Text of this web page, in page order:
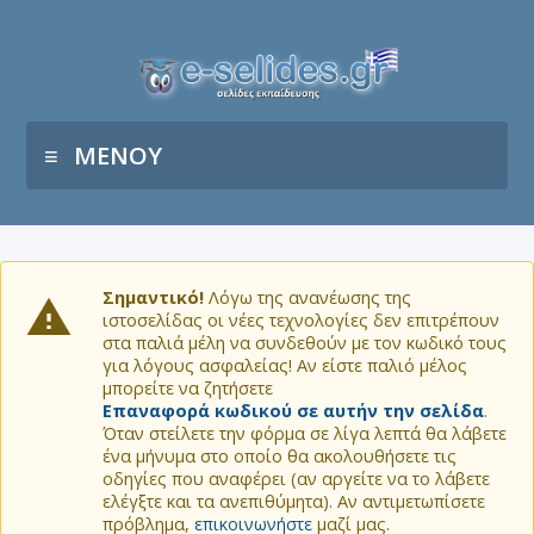
ΜΕΝΟΥ
Σημαντικό! Λόγω της ανανέωσης της
ιστοσελίδας οι νέες τεχνολογίες δεν επιτρέπουν
στα παλιά μέλη να συνδεθούν με τον κωδικό τους
για λόγους ασφαλείας! Αν είστε παλιό μέλος
μπορείτε να ζητήσετε
Επαναφορά κωδικού σε αυτήν την σελίδα.
Όταν στείλετε την φόρμα σε λίγα λεπτά θα λάβετε
ένα μήνυμα στο οποίο θα ακολουθήσετε τις
οδηγίες που αναφέρει (αν αργείτε να το λάβετε
ελέγξτε και τα ανεπιθύμητα). Αν αντιμετωπίσετε
πρόβλημα, επικοινωνήστε μαζί μας.